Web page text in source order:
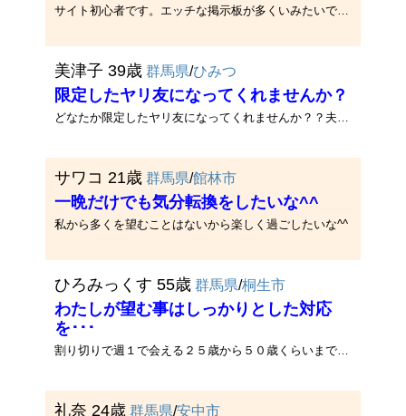
サイト初心者です。エッチな掲示板が多くいみたいですけれど、そういう感じの出会いではなくちゃんとしたお付き合いが希望です。
美津子 39歳 群馬県/ひみつ
限定したヤリ友になってくれませんか？
どなたか限定したヤリ友になってくれませんか？？夫とは別居中ですが最近ストレスに感じることが多くって、体で発散させたいん･･･
サワコ 21歳 群馬県/館林市
一晩だけでも気分転換をしたいな^^
私から多くを望むことはないから楽しく過ごしたいな^^
ひろみっくす 55歳 群馬県/桐生市
わたしが望む事はしっかりとした対応
を･･･
割り切りで週１で会える２５歳から５０歳くらいまでの子供っぽい人を希望します！メル友であれば全国からラブメールまってます！
礼奈 24歳 群馬県/安中市